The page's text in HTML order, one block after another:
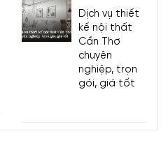
Dịch vụ thiết
kế nội thất
Cần Thơ
chuyên
nghiệp, trọn
gói, giá tốt